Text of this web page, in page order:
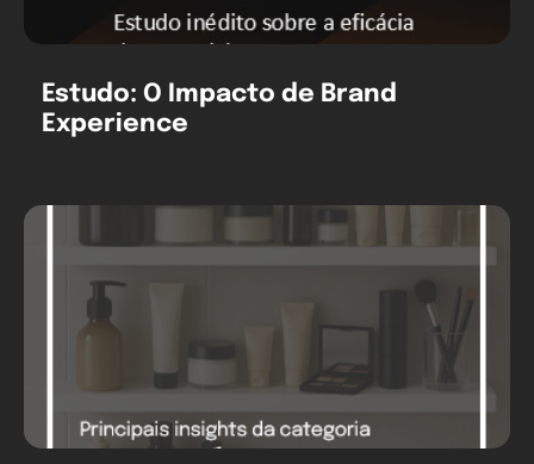
Estudo: O Impacto de Brand
Experience